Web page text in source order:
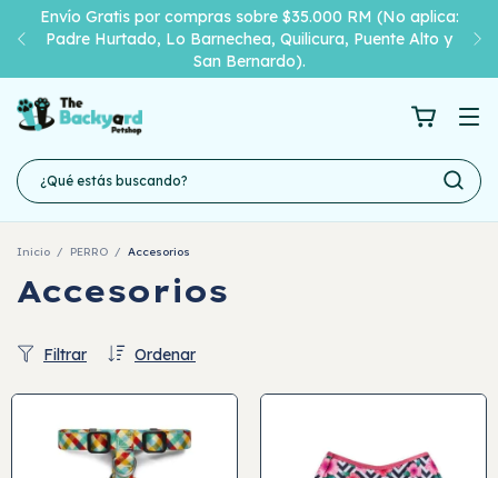
Envío Gratis por compras sobre $35.000 RM (No aplica:
Padre Hurtado, Lo Barnechea, Quilicura, Puente Alto y
San Bernardo).
Inicio / PERRO / Accesorios
Accesorios
Ordenar
Filtrar